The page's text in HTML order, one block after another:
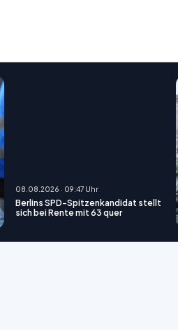
08.08.2026 · 09:47 Uhr
Berlins SPD-Spitzenkandidat stellt
sich bei Rente mit 63 quer